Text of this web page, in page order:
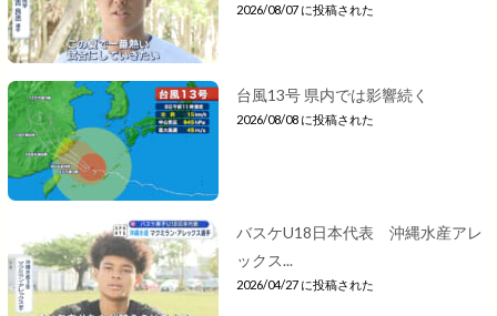
2026/08/07 に投稿された
台風13号 県内では影響続く
2026/08/08 に投稿された
バスケU18日本代表 沖縄水産アレ
ックス...
2026/04/27 に投稿された